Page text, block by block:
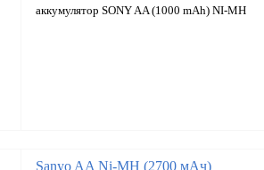
аккумулятор SONY AA (1000 mAh) NI-MH
Sanyo AA Ni-MH (2700 мАч)